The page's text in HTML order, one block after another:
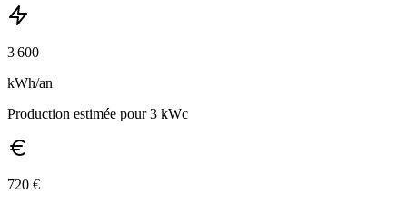
3 600
kWh/an
Production estimée pour 3 kWc
720 €